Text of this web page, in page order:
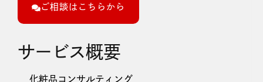
ご相談はこちらから
サービス概要
化粧品コンサルティング